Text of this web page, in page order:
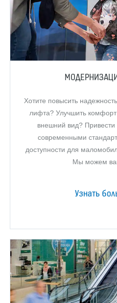
Хотите повысить
лифта? Улучшить комфорт
внешний вид? Привести
современными
доступности для
Мы можем
Узнать